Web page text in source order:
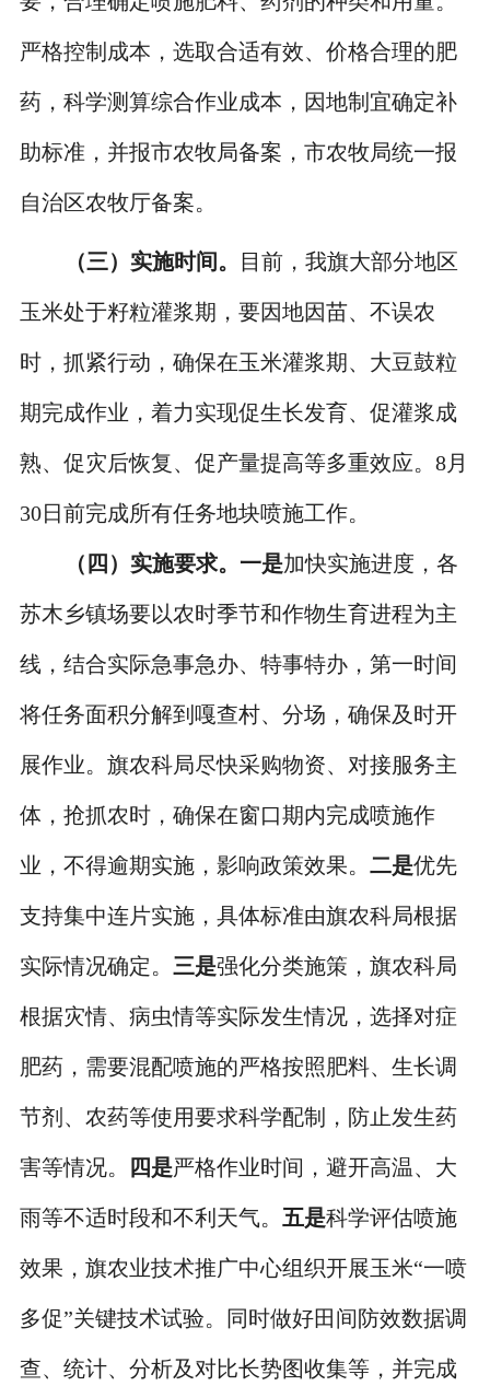
严格控制成本，选取合适有效、价格合理的肥
药，科学测算综合作业成本，因地制宜确定补
助标准，并报市农牧局备案，市农牧局统一报
自治区农牧厅备案。
（三）实施时间。 目前，我旗大部分地区
玉米处于籽粒灌浆期，要因地因苗、不误农
时，抓紧行动，确保在玉米灌浆期、大豆鼓粒
期完成作业，着力实现促生长发育、促灌浆成
熟、促灾后恢复、促产量提高等多重效应。8月
30日前完成所有任务地块喷施工作。
（四）实施要求。 一是加快实施进度，各
苏木乡镇场要以农时季节和作物生育进程为主
线，结合实际急事急办、特事特办，第一时间
将任务面积分解到嘎查村、分场，确保及时开
展作业。旗农科局尽快采购物资、对接服务主
体，抢抓农时，确保在窗口期内完成喷施作
业，不得逾期实施，影响政策效果。 二是优先
支持集中连片实施，具体标准由旗农科局根据
实际情况确定。 三是强化分类施策，旗农科局
根据灾情、病虫情等实际发生情况，选择对症
肥药，需要混配喷施的严格按照肥料、生长调
节剂、农药等使用要求科学配制，防止发生药
害等情况。 四是严格作业时间，避开高温、大
雨等不适时段和不利天气。 五是科学评估喷施
效果，旗农业技术推广中心组织开展玉米“一喷
多促”关键技术试验。同时做好田间防效数据调
查、统计、分析及对比长势图收集等，并完成